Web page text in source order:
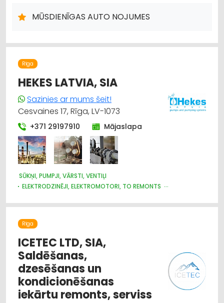
BŪVMATERIĀLU, BŪVKONSTRUKCIJU TIRDZNIECĪBA
MŪSDIENĪGAS AUTO NOJUMES
Rīga
HEKES LATVIA, SIA
Sazinies ar mums šeit!
Cesvaines 17, Rīga, LV-1073
+371 29197910 Mājaslapa
SŪKŅI, PUMPJI, VĀRSTI, VENTIĻI
ELEKTRODZINĒJI, ELEKTROMOTORI, TO REMONTS
PĀRTIKAS RŪPNIECĪBAS IEKĀRTAS
SILTUMTEHNIKA, APKURES IEKĀRTAS
Rīga
ICETEC LTD, SIA,
Saldēšanas,
dzesēšanas un
kondicionēšanas
iekārtu remonts, serviss